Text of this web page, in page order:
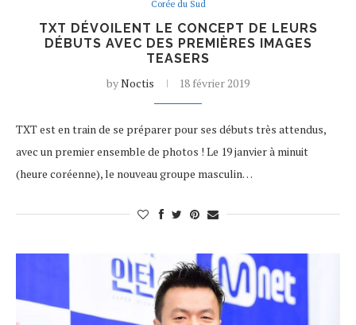
Corée du Sud
TXT DÉVOILENT LE CONCEPT DE LEURS
DÉBUTS AVEC DES PREMIÈRES IMAGES
TEASERS
byNoctis 18 février 2019
TXT est en train de se préparer pour ses débuts très attendus,
avec un premier ensemble de photos ! Le 19 janvier à minuit
(heure coréenne), le nouveau groupe masculin…